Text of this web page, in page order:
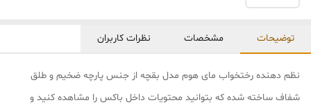
توضیحات مشخصات نظرات کاربران
نظم دهنده رختخواب مای هوم مدل بقچه از جنس پارچه ضخیم و طلق
شفاف ساخته شده که بتوانید محتویات داخل باکس را مشاهده کنید و